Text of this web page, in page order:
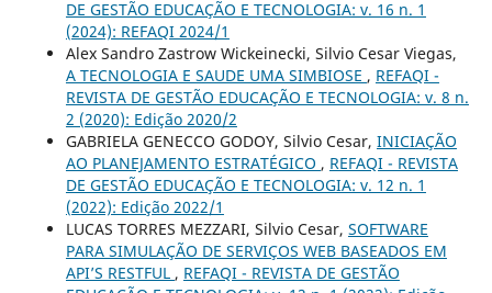
DE GESTÃO EDUCAÇÃO E TECNOLOGIA: v. 16 n. 1
(2024): REFAQI 2024/1
Alex Sandro Zastrow Wickeinecki, Silvio Cesar Viegas,
A TECNOLOGIA E SAUDE UMA SIMBIOSE , REFAQI -
REVISTA DE GESTÃO EDUCAÇÃO E TECNOLOGIA: v. 8 n.
2 (2020): Edição 2020/2
GABRIELA GENECCO GODOY, Silvio Cesar, INICIAÇÃO
AO PLANEJAMENTO ESTRATÉGICO , REFAQI - REVISTA
DE GESTÃO EDUCAÇÃO E TECNOLOGIA: v. 12 n. 1
(2022): Edição 2022/1
LUCAS TORRES MEZZARI, Silvio Cesar, SOFTWARE
PARA SIMULAÇÃO DE SERVIÇOS WEB BASEADOS EM
API’S RESTFUL , REFAQI - REVISTA DE GESTÃO